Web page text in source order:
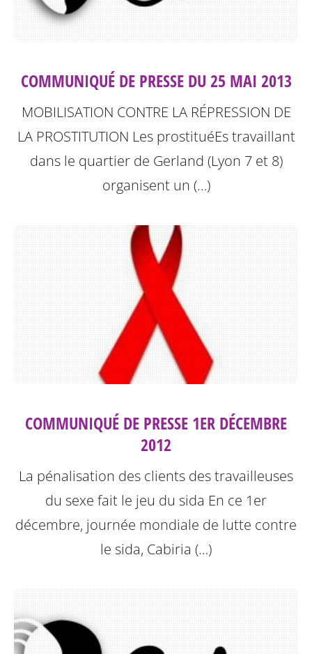
COMMUNIQUÉ DE PRESSE DU 25 MAI 2013
MOBILISATION CONTRE LA RÉPRESSION DE
LA PROSTITUTION Les prostituéEs travaillant
dans le quartier de Gerland (Lyon 7 et 8)
organisent un (…)
COMMUNIQUÉ DE PRESSE 1ER DÉCEMBRE
2012
La pénalisation des clients des travailleuses
du sexe fait le jeu du sida En ce 1er
décembre, journée mondiale de lutte contre
le sida, Cabiria (…)